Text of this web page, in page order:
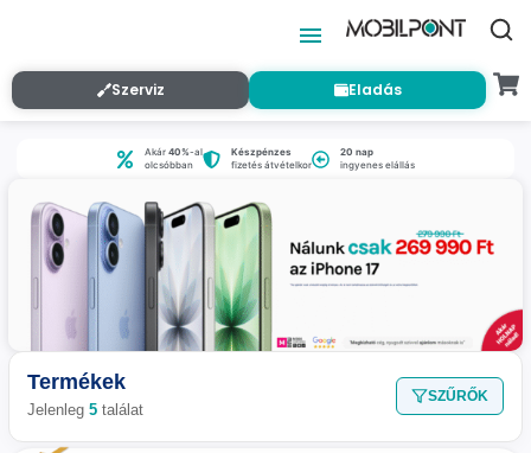
Szerviz Eladás
Akár40%-al
olcsóbban
Készpénzes
fizetés átvételkor
20 nap
ingyenes elállás
Termékek
Jelenleg 5 találat
SZŰRŐK